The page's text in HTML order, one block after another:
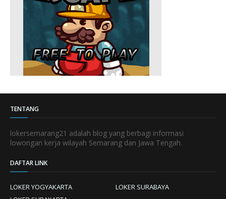
TENTANG
lokersemarang21 adalah blog yang berbagi informasi
lowongan kerja wilayah Semarang dan Jawa Tengah.
DAFTAR LINK
LOKER YOGYAKARTA
LOKER SURABAYA